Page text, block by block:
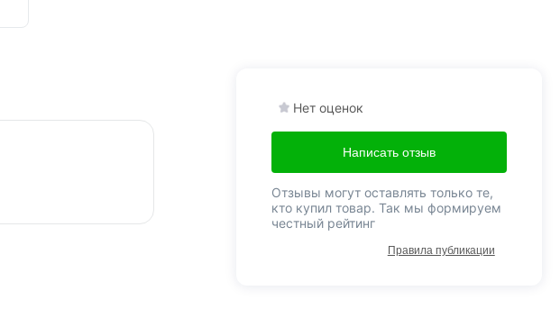
Нет оценок
Написать отзыв
Отзывы могут оставлять только те,
кто купил товар. Так мы формируем
честный рейтинг
Правила публикации